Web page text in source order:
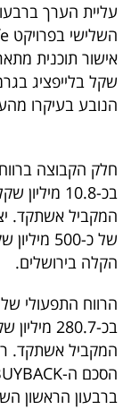
שיתופי
פעולה
דרושים
ניוזלטרים
מייל
אדום
פרסמו
באייס
עליית הערך
השלישי בפרויקט
שקל בלייפציג
הנובע בעיקרו
חלק הקבוצה
המקביל אשתקד.
של כ-500 מיליון שקל מהסכם ה-
הקלה בירושלים.
הרווח התפעולי
הסכם ה-
ברבעון הראשון